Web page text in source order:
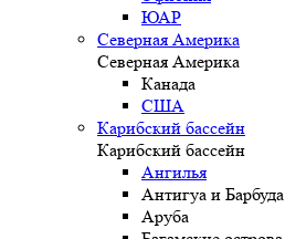
ЮАР
Северная Америка
Северная Америка
Канада
США
Карибский бассейн
Карибский бассейн
Ангилья
Антигуа и Барбуда
Аруба